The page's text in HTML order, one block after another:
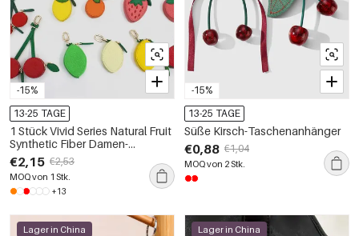
-15%
13-25 TAGE
1 Stück Vivid Series Natural Fruit
Synthetic Fiber Damen-
Geldbörsenanhänger
€2,15 €2,53
MOQ von 1 Stk.
+13
-15%
13-25 TAGE
Süße Kirsch-Taschenanhänger
€0,88 €1,04
MOQ von 2 Stk.
Lager in China Lager in China